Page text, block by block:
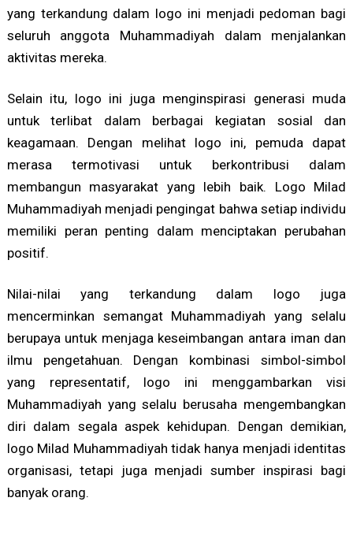
yang terkandung dalam logo ini menjadi pedoman bagi
seluruh anggota Muhammadiyah dalam menjalankan
aktivitas mereka.
Selain itu, logo ini juga menginspirasi generasi muda
untuk terlibat dalam berbagai kegiatan sosial dan
keagamaan. Dengan melihat logo ini, pemuda dapat
merasa termotivasi untuk berkontribusi dalam
membangun masyarakat yang lebih baik. Logo Milad
Muhammadiyah menjadi pengingat bahwa setiap individu
memiliki peran penting dalam menciptakan perubahan
positif.
Nilai-nilai yang terkandung dalam logo juga
mencerminkan semangat Muhammadiyah yang selalu
berupaya untuk menjaga keseimbangan antara iman dan
ilmu pengetahuan. Dengan kombinasi simbol-simbol
yang representatif, logo ini menggambarkan visi
Muhammadiyah yang selalu berusaha mengembangkan
diri dalam segala aspek kehidupan. Dengan demikian,
logo Milad Muhammadiyah tidak hanya menjadi identitas
organisasi, tetapi juga menjadi sumber inspirasi bagi
banyak orang.